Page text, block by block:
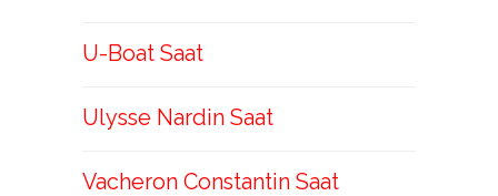
U-Boat Saat
Ulysse Nardin Saat
Vacheron Constantin Saat